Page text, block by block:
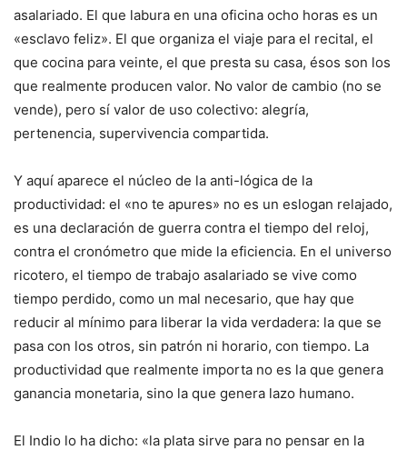
asalariado. El que labura en una oficina ocho horas es un
«esclavo feliz». El que organiza el viaje para el recital, el
que cocina para veinte, el que presta su casa, ésos son los
que realmente producen valor. No valor de cambio (no se
vende), pero sí valor de uso colectivo: alegría,
pertenencia, supervivencia compartida.
Y aquí aparece el núcleo de la anti-lógica de la
productividad: el «no te apures» no es un eslogan relajado,
es una declaración de guerra contra el tiempo del reloj,
contra el cronómetro que mide la eficiencia. En el universo
ricotero, el tiempo de trabajo asalariado se vive como
tiempo perdido, como un mal necesario, que hay que
reducir al mínimo para liberar la vida verdadera: la que se
pasa con los otros, sin patrón ni horario, con tiempo. La
productividad que realmente importa no es la que genera
ganancia monetaria, sino la que genera lazo humano.
El Indio lo ha dicho: «la plata sirve para no pensar en la